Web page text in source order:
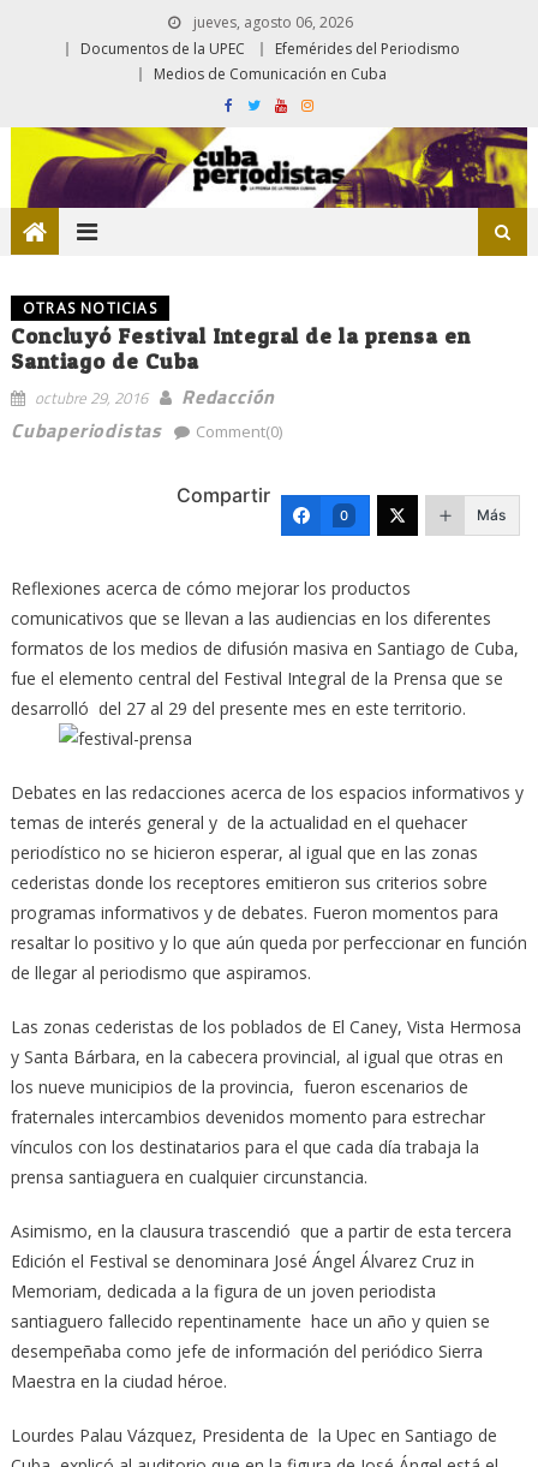
jueves, agosto 06, 2026
Documentos de la UPEC
Efemérides del Periodismo
Medios de Comunicación en Cuba
OTRAS NOTICIAS
Concluyó Festival Integral de la prensa en
Santiago de Cuba
octubre 29, 2016
Redacción
Cubaperiodistas
Comment(0)
Compartir
0 Más
Reflexiones acerca de cómo mejorar los productos
comunicativos que se llevan a las audiencias en los diferentes
formatos de los medios de difusión masiva en Santiago de Cuba,
fue el elemento central del Festival Integral de la Prensa que se
desarrolló del 27 al 29 del presente mes en este territorio.
Debates en las redacciones acerca de los espacios informativos y
temas de interés general y de la actualidad en el quehacer
periodístico no se hicieron esperar, al igual que en las zonas
cederistas donde los receptores emitieron sus criterios sobre
programas informativos y de debates. Fueron momentos para
resaltar lo positivo y lo que aún queda por perfeccionar en función
de llegar al periodismo que aspiramos.
Las zonas cederistas de los poblados de El Caney, Vista Hermosa
y Santa Bárbara, en la cabecera provincial, al igual que otras en
los nueve municipios de la provincia, fueron escenarios de
fraternales intercambios devenidos momento para estrechar
vínculos con los destinatarios para el que cada día trabaja la
prensa santiaguera en cualquier circunstancia.
Asimismo, en la clausura trascendió que a partir de esta tercera
Edición el Festival se denominara José Ángel Álvarez Cruz in
Memoriam, dedicada a la figura de un joven periodista
santiaguero fallecido repentinamente hace un año y quien se
desempeñaba como jefe de información del periódico Sierra
Maestra en la ciudad héroe.
Lourdes Palau Vázquez, Presidenta de la Upec en Santiago de